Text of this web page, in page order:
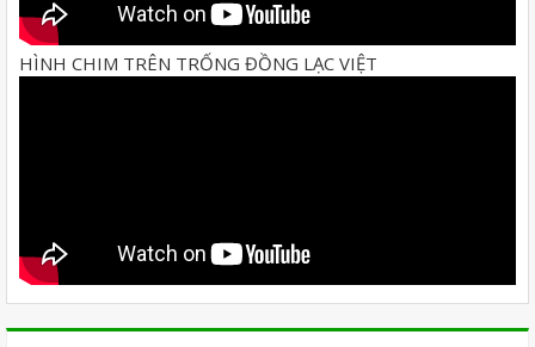
HÌNH CHIM TRÊN TRỐNG ĐỒNG LẠC VIỆT